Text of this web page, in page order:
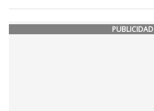
PUBLICIDAD